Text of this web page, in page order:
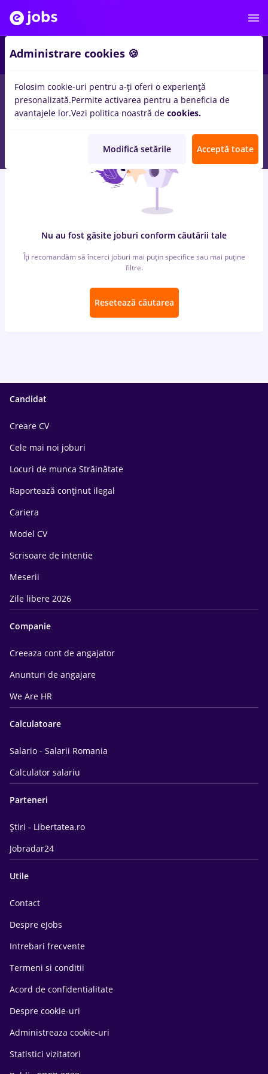
locuri de munca in BucurestipentruFara experienta
Transport / Distributie, IT / Telecom
Nu au fost găsite joburi conform căutării tale
Îți recomandăm să încerci joburi mai puțin specifice sau mai puține
filtre.
Resetează căutarea
Candidat
Creare CV
Cele mai noi joburi
Locuri de munca Străinătate
Raportează conținut ilegal
Cariera
Model CV
Scrisoare de intentie
Meserii
Zile libere 2026
Companie
Creeaza cont de angajator
Anunturi de angajare
We Are HR
Calculatoare
Salario - Salarii Romania
Calculator salariu
Parteneri
Știri - Libertatea.ro
Jobradar24
Utile
Contact
Despre eJobs
Intrebari frecvente
Termeni si conditii
Acord de confidentialitate
Despre cookie-uri
Administreaza cookie-uri
Statistici vizitatori
Administrare cookies 🍪
Folosim cookie-uri pentru a-ți oferi o experiență
presonalizată.Permite activarea pentru a beneficia de
avantajele lor.Vezi politica noastră de cookies.
Modifică setările Acceptă toate